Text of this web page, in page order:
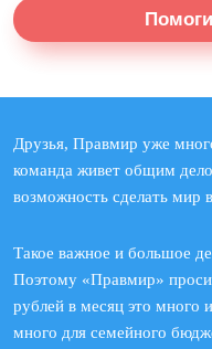
Друзья, Правмир уже
команда живет общим
возможность сделать мир
Такое важное и большое
Поэтому «Правмир»
рублей в месяц это много
много для семейного